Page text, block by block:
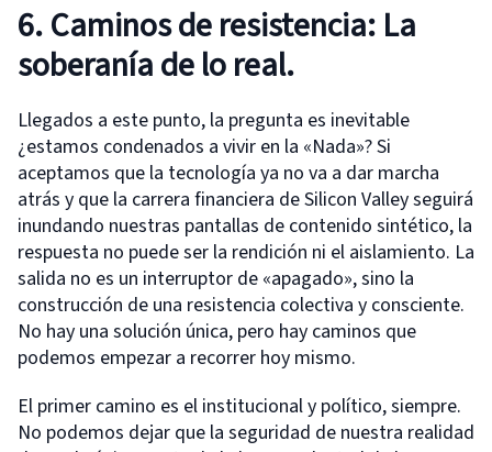
6. Caminos de resistencia: La
soberanía de lo real.
Llegados a este punto, la pregunta es inevitable
¿estamos condenados a vivir en la «Nada»? Si
aceptamos que la tecnología ya no va a dar marcha
atrás y que la carrera financiera de Silicon Valley seguirá
inundando nuestras pantallas de contenido sintético, la
respuesta no puede ser la rendición ni el aislamiento. La
salida no es un interruptor de «apagado», sino la
construcción de una resistencia colectiva y consciente.
No hay una solución única, pero hay caminos que
podemos empezar a recorrer hoy mismo.
El primer camino es el institucional y político, siempre.
No podemos dejar que la seguridad de nuestra realidad